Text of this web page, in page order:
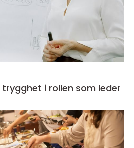
i rollen som leder